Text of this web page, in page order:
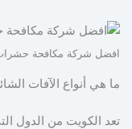
افضل شركة مكافحة
ما هي أنواع الآفات
تعد الكويت من الدول